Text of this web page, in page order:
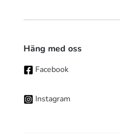
Häng med oss
Facebook
Instagram